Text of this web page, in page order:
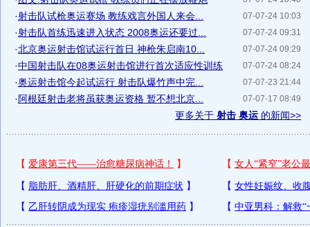
07-07-24 10:03
·射击队试枪奥运赛场 教练戏言外国人来会...
07-07-24 09:31
·射击队首练迅速进入状态 2008奥运还要过...
07-07-24 09:29
·北京奥运射击馆试运行首日 神枪朱启南10...
07-07-24 08:24
·中国射击队在08奥运射击馆进行首次适应性训练
07-07-23 21:44
·奥运射击馆今起试运行 射击队爆竹声中完...
07-07-17 08:49
· 阿根廷射击老将虽获奥运资格 暂不想北京...
更多关于 射击 奥运 的新闻>>